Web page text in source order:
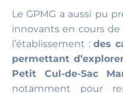
Le GPMG a aussi pu
innovants en cours
l’établissement :des
permettant
Petit Cul-de-Sac
notamment pour